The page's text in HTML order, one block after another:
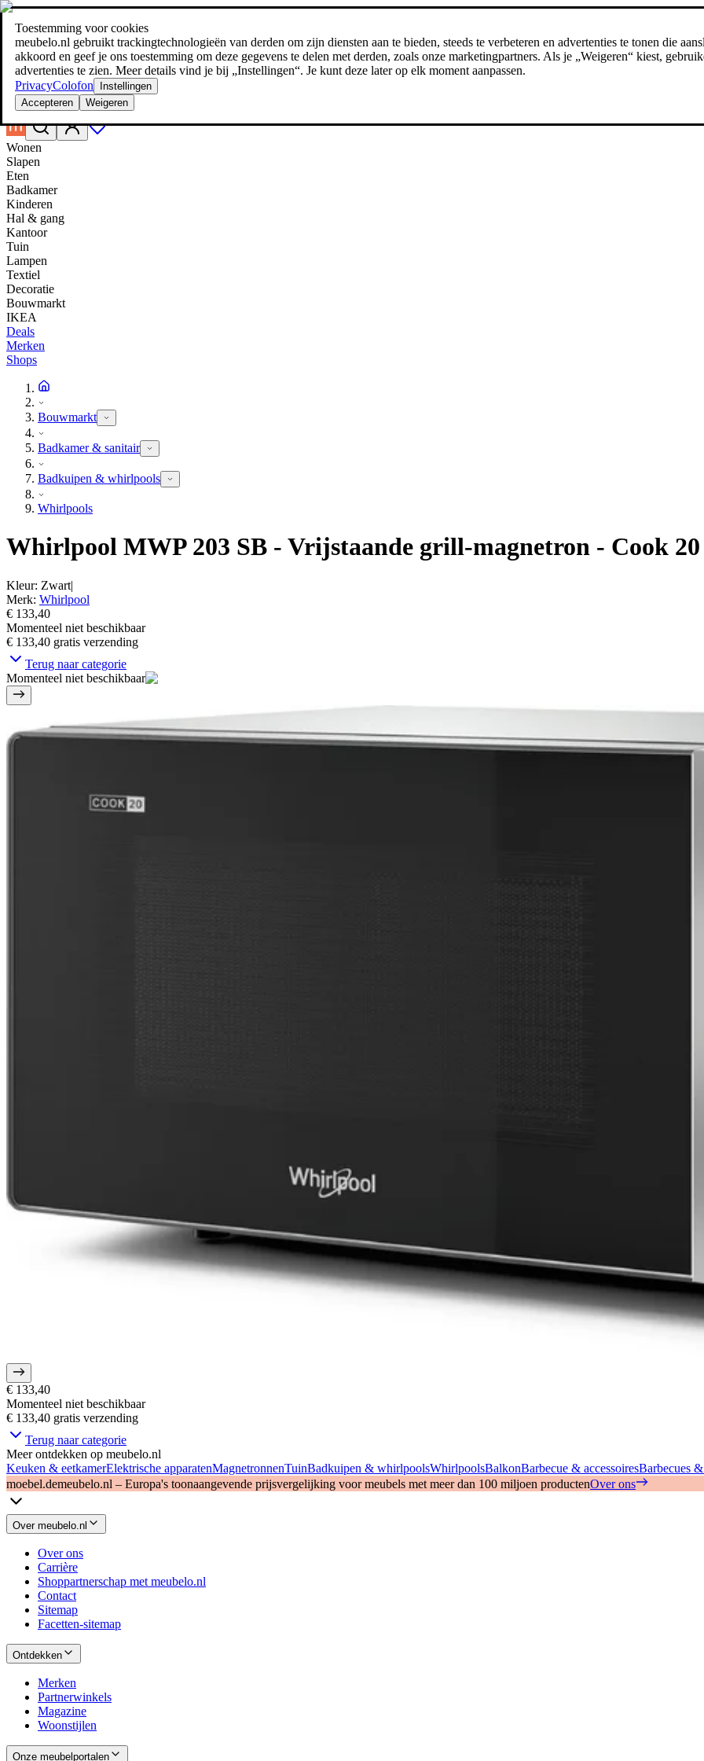
Toestemming voor cookies
meubelo.nl gebruikt trackingtechnologieën van derden om zijn diensten aan te bieden, steeds te verbeteren en advertenties te tonen die
akkoord en geef je ons toestemming om deze gegevens te delen met derden, zoals onze marketingpartners. Als je „Weigeren“ kiest,
advertenties te zien. Meer details vind je bij „Instellingen“. Je kunt deze later op elk moment aanpassen.
PrivacyColofon
Instellingen
Accepteren
Weigeren
Zoeken
meubel jezelf de beste prijs!meubel jezelf de beste prijs!
Wonen
Slapen
Eten
Badkamer
Kinderen
Hal & gang
Kantoor
Tuin
Lampen
Textiel
Decoratie
Bouwmarkt
IKEA
Deals
Merken
Shops
Bouwmarkt
Badkamer & sanitair
Badkuipen & whirlpools
Whirlpools
Whirlpool MWP 203 SB - Vrijstaande grill-magnetron - Cook
Kleur: Zwart|
Merk: Whirlpool
€ 133,40
Momenteel niet beschikbaar
€ 133,40 gratis verzending
Terug naar categorie
Momenteel niet beschikbaar
€ 133,40
Momenteel niet beschikbaar
€ 133,40 gratis verzending
Terug naar categorie
Meer ontdekken op meubelo.nl
Keuken & eetkamerElektrische apparatenMagnetronnenTuinBadkuipen & whirlpoolsWhirlpoolsBalkonBarbecue & accessoiresBarbecues
moebel.demeubelo.nl – Europa's toonaangevende prijsvergelijking voor meubels met meer dan 100 miljoen productenOver ons
Over meubelo.nl
Over ons
Carrière
Shoppartnerschap met meubelo.nl
Contact
Sitemap
Facetten-sitemap
Ontdekken
Merken
Partnerwinkels
Magazine
Woonstijlen
Onze meubelportalen